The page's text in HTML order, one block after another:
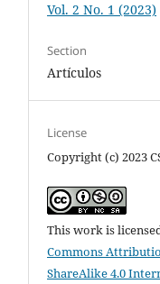
Vol. 2 No. 1 (2023)
Section
Artículos
License
Copyright (c) 2023
This work is
Commons
ShareAlike 4.0